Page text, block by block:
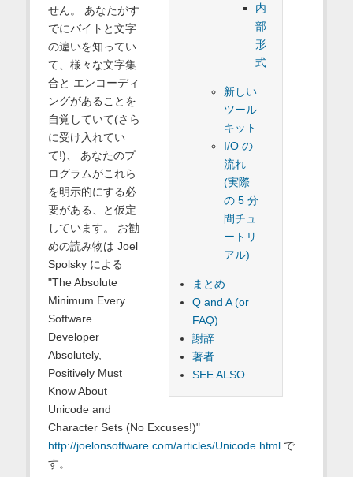
内
部
形
式
新しい
ツール
キット
I/O の
流れ
(実際
の 5 分
間チュ
ートリ
アル)
まとめ
Q and A (or
FAQ)
謝辞
著者
SEE ALSO
せん。 あなたがす
でにバイトと文字
の違いを知ってい
て、様々な文字集
合と エンコーディ
ングがあることを
自覚していて(さら
に受け入れてい
て!)、 あなたのプ
ログラムがこれら
を明示的にする必
要がある、と仮定
しています。 お勧
めの読み物は Joel
Spolsky による
"The Absolute
Minimum Every
Software
Developer
Absolutely,
Positively Must
Know About
Unicode and
Character Sets (No Excuses!)"
http://joelonsoftware.com/articles/Unicode.htmlで
す。